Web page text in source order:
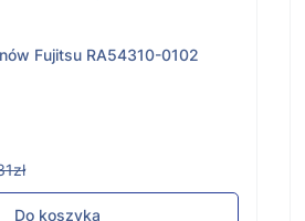
Fujitsu RA54310-0102
Do koszyka